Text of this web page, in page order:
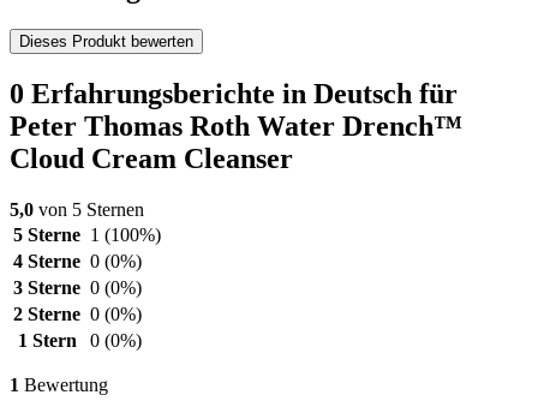
Dieses Produkt bewerten
0 Erfahrungsberichte in Deutsch für
Peter Thomas Roth Water Drench™
Cloud Cream Cleanser
5,0 von 5 Sternen
5 Sterne 1 (100%)
4 Sterne 0 (0%)
3 Sterne 0 (0%)
2 Sterne 0 (0%)
1 Stern
0 (0%)
1 Bewertung